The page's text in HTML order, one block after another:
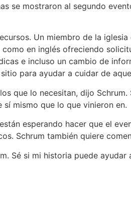
se mostraron al segundo
Un miembro de la
en inglés ofreciendo
e incluso un cambio de
para ayudar a cuidar de
que lo necesitan, dijo
mismo que lo que vinieron en.
esperando hacer que el
Schrum también quiere
Sé si mi historia puede ayudar